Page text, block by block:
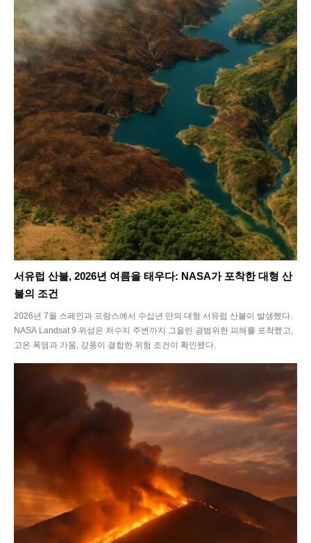
서유럽 산불, 2026년 여름을 태우다: NASA가 포착한 대형 산
불의 조건
2026년 7월 스페인과 프랑스에서 수십년 만의 대형 서유럽 산불이 발생했다.
NASA Landsat 9 위성은 저수지 주변까지 그을린 광범위한 피해를 포착했고,
고온 폭염과 가뭄, 강풍이 결합한 위험 조건이 확인됐다.